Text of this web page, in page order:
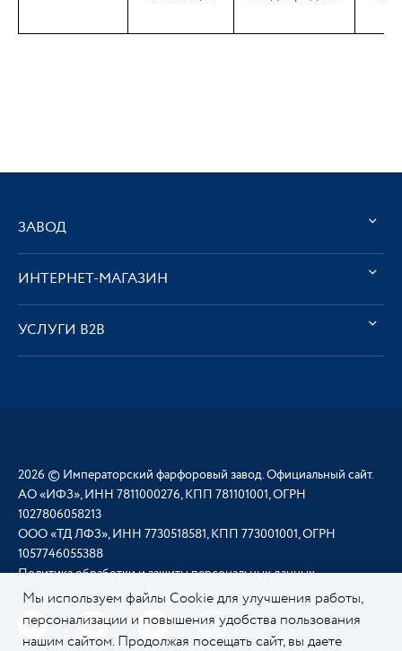
ЗАВОД
ИНТЕРНЕТ-МАГАЗИН
УСЛУГИ В2В
2026 © Императорский фарфоровый завод. Официальный сайт.
АО «ИФЗ», ИНН 7811000276, КПП 781101001, ОГРН
1027806058213
ООО «ТД ЛФЗ», ИНН 7730518581, КПП 773001001, ОГРН
1057746055388
Политика обработки и защиты персональных данных
Мы используем файлы Cookie для улучшения работы,
персонализации и повышения удобства пользования
нашим сайтом. Продолжая посещать сайт, вы даете